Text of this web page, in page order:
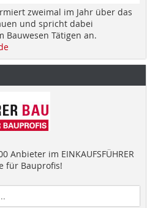
zweimal im Jahr über das
und spricht dabei
Tätigen an.
Anbieter im EINKAUFSFÜHRER
für Bauprofis!